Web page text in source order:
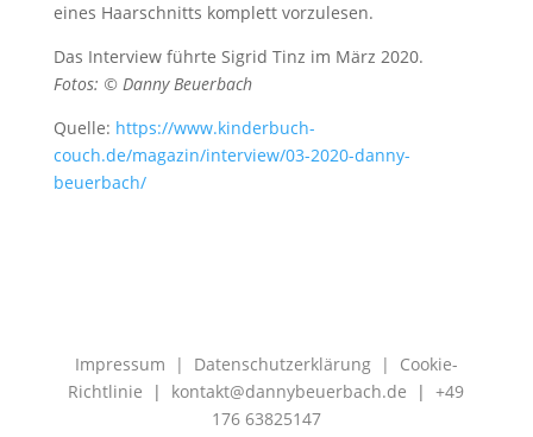
eines Haarschnitts komplett vorzulesen.
Das Interview führte Sigrid Tinz im März 2020.
Fotos: © Danny Beuerbach
Quelle: https://www.kinderbuch-
couch.de/magazin/interview/03-2020-danny-
beuerbach/
Impressum | Datenschutzerklärung| Cookie-
Richtlinie | kontakt@dannybeuerbach.de |+49
176 63825147